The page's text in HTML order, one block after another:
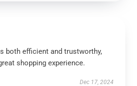
both efficient and trustworthy,
shopping experience.
Dec 17, 2024